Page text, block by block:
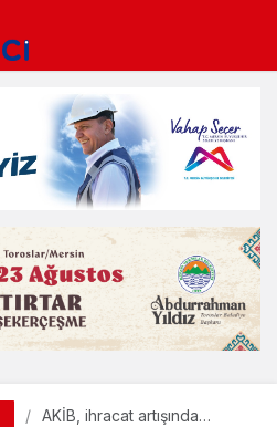
AKİB, ihracat artışında